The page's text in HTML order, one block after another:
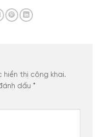
hiển thị công khai.
dấu *